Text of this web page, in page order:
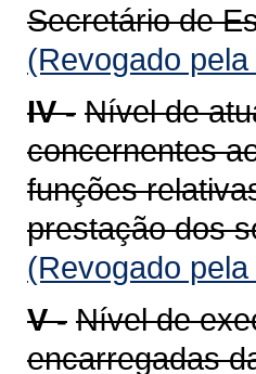
Secretário de
(Revogado
IV - Nível de
concernentes
funções
prestação dos
(Revogado
V - Nível de
encarregadas